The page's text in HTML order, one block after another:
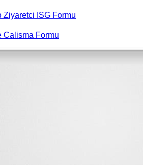
Ziyaretci ISG Formu
Calisma Formu